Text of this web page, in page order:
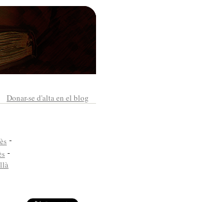
Donar-se d'alta en el blog
-
-